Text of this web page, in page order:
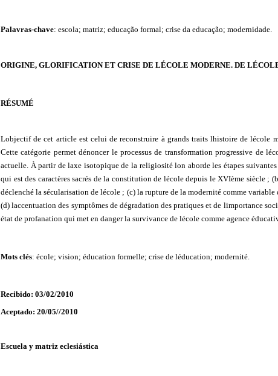
Palavras-chave: escola; matriz; educação formal; crise da educação; modernidade.
ORIGINE, GLORIFICATION ET CRISE DE LÉCOLE MODERNE. DE
RÉSUMÉ
Lobjectif de cet article est celui de reconstruire à grands traits lhistoire de lécole
Cette catégorie permet dénoncer le processus de transformation progressive de
actuelle. À partir de laxe isotopique de la religiosité lon aborde les étapes
qui est des caractères sacrés de la constitution de lécole depuis le XVIème siècle ;
déclenché la sécularisation de lécole ; (c) la rupture de la modernité comme
(d) laccentuation des symptômes de dégradation des pratiques et de limportance
état de profanation qui met en danger la survivance de lécole comme agence
Mots clés: école; vision; éducation formelle; crise de léducation; modernité.
Recibido: 03/02/2010
Aceptado: 20/05//2010
Escuela y matriz eclesiástica